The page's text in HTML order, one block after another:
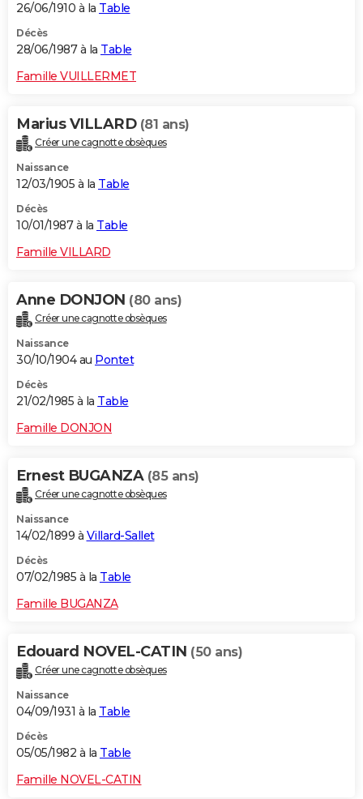
26/06/1910 à la Table
Décès
28/06/1987 à la Table
Famille VUILLERMET
Marius VILLARD (81 ans)
Créer une cagnotte obsèques
Naissance
12/03/1905 à la Table
Décès
10/01/1987 à la Table
Famille VILLARD
Anne DONJON (80 ans)
Créer une cagnotte obsèques
Naissance
30/10/1904 au Pontet
Décès
21/02/1985 à la Table
Famille DONJON
Ernest BUGANZA (85 ans)
Créer une cagnotte obsèques
Naissance
14/02/1899 à Villard-Sallet
Décès
07/02/1985 à la Table
Famille BUGANZA
Edouard NOVEL-CATIN (50 ans)
Créer une cagnotte obsèques
Naissance
04/09/1931 à la Table
Décès
05/05/1982 à la Table
Famille NOVEL-CATIN